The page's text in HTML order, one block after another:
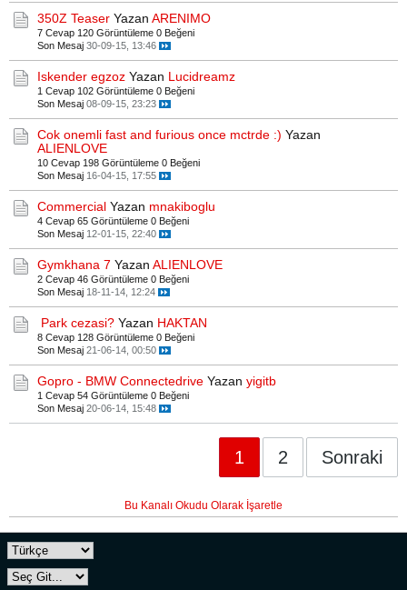
350Z Teaser Yazan ARENIMO
7 Cevap 120 Görüntüleme 0 Beğeni
Son Mesaj 30-09-15, 13:46
Iskender egzoz Yazan Lucidreamz
1 Cevap 102 Görüntüleme 0 Beğeni
Son Mesaj 08-09-15, 23:23
Cok onemli fast and furious once mctrde :) Yazan
ALIENLOVE
10 Cevap 198 Görüntüleme 0 Beğeni
Son Mesaj 16-04-15, 17:55
Commercial Yazan mnakiboglu
4 Cevap 65 Görüntüleme 0 Beğeni
Son Mesaj 12-01-15, 22:40
Gymkhana 7 Yazan ALIENLOVE
2 Cevap 46 Görüntüleme 0 Beğeni
Son Mesaj 18-11-14, 12:24
Park cezasi? Yazan HAKTAN
8 Cevap 128 Görüntüleme 0 Beğeni
Son Mesaj 21-06-14, 00:50
Gopro - BMW Connectedrive Yazan yigitb
1 Cevap 54 Görüntüleme 0 Beğeni
Son Mesaj 20-06-14, 15:48
1 2 Sonraki
Bu Kanalı Okudu Olarak İşaretle